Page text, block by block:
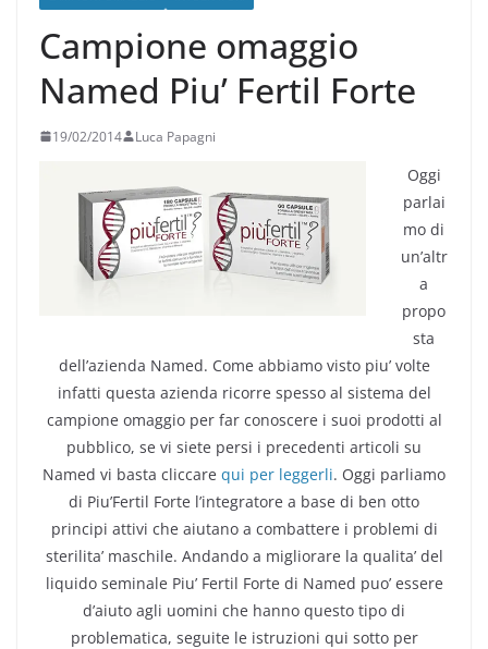
Campione omaggio
Named Piu’ Fertil Forte
19/02/2014 Luca Papagni
Oggi
parlai
mo di
un’altr
a
propo
sta
dell’azienda Named. Come abbiamo visto piu’ volte
infatti questa azienda ricorre spesso al sistema del
campione omaggio per far conoscere i suoi prodotti al
pubblico, se vi siete persi i precedenti articoli su
Named vi basta cliccare qui per leggerli. Oggi parliamo
di Piu’Fertil Forte l’integratore a base di ben otto
principi attivi che aiutano a combattere i problemi di
sterilita’ maschile. Andando a migliorare la qualita’ del
liquido seminale Piu’ Fertil Forte di Named puo’ essere
d’aiuto agli uomini che hanno questo tipo di
problematica, seguite le istruzioni qui sotto per